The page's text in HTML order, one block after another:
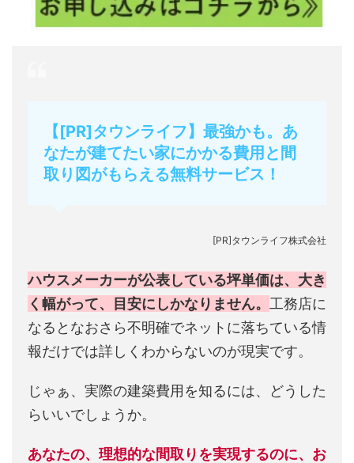
【[PR]タウンライフ】最強かも。あ
なたが建てたい家にかかる費用と間
取り図がもらえる無料サービス！
[PR]タウンライフ株式会社
ハウスメーカーが公表している坪単価は、大き
く幅がって、目安にしかなりません。 工務店に
なるとなおさら不明確でネットに落ちている情
報だけでは詳しくわからないのが現実です。
じゃぁ、実際の建築費用を知るには、どうした
らいいでしょうか。
あなたの、理想的な間取りを実現するのに、お